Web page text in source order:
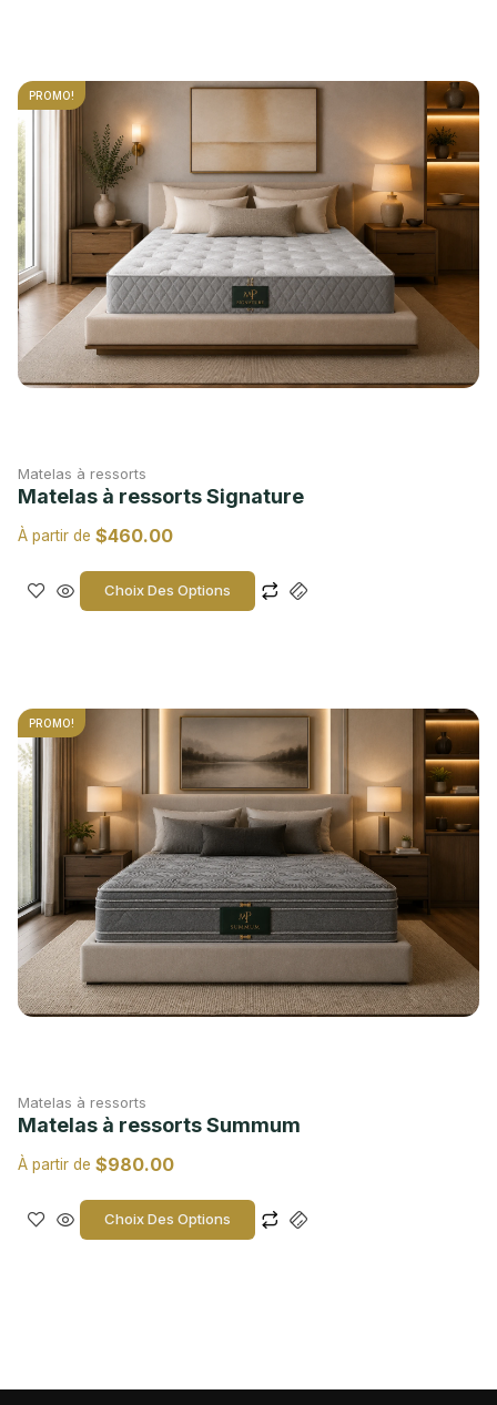
PROMO!
Matelas à ressorts
Matelas à ressorts Signature
À partir de $460.00
Choix Des Options
PROMO!
Matelas à ressorts
Matelas à ressorts Summum
À partir de $980.00
Choix Des Options